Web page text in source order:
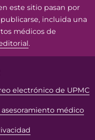
este sitio pasan por
incluida una
médicos de
.
electrónico de UPMC
médico